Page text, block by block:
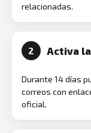
relacionadas.
2 Activa
Durante 14 días
correos con
oficial.